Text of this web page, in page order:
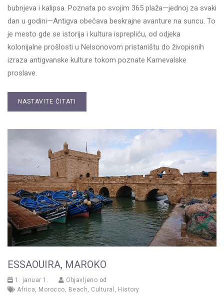
bubnjeva i kalipsa. Poznata po svojim 365 plaža—jednoj za svaki
dan u godini—Antigva obećava beskrajne avanture na suncu. To
je mesto gde se istorija i kultura isprepliću, od odjeka
kolonijalne prošlosti u Nelsonovom pristaništu do živopisnih
izraza antigvanske kulture tokom poznate Karnevalske
proslave.
NASTAVITE ČITATI
ESSAOUIRA, MAROKO
1. januar 1.
Objavljeno od
Africa, Morocco, Beach, Cultural , History